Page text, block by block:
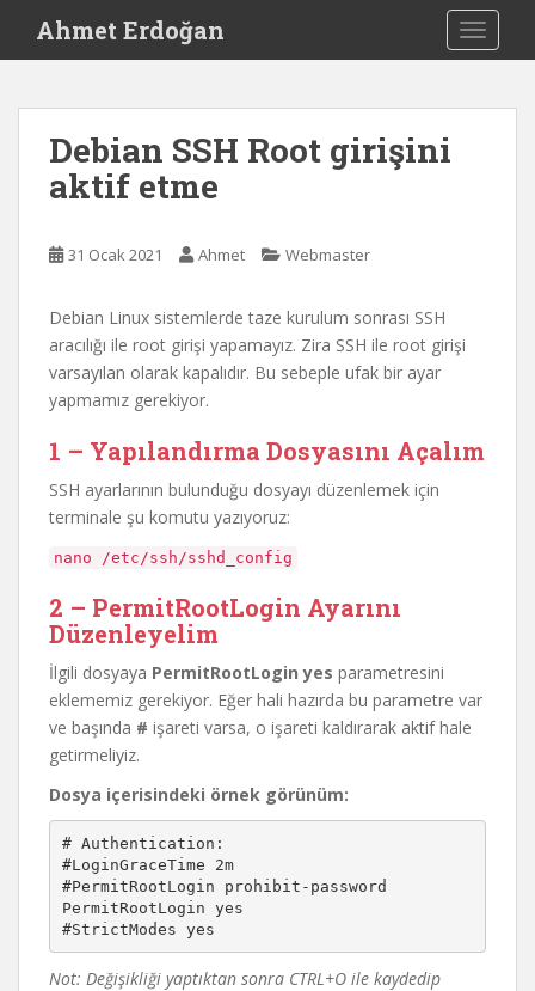
i
Ahmet Erdoğan
Debian SSH Root girişini
aktif etme
31 Ocak 2021 Ahmet Webmaster
Debian Linux sistemlerde taze kurulum sonrası SSH
aracılığı ile root girişi yapamayız. Zira SSH ile root girişi
varsayılan olarak kapalıdır. Bu sebeple ufak bir ayar
yapmamız gerekiyor.
1 – Yapılandırma Dosyasını Açalım
SSH ayarlarının bulunduğu dosyayı düzenlemek için
terminale şu komutu yazıyoruz:
nano /etc/ssh/sshd_config
2 – PermitRootLogin Ayarını
Düzenleyelim
İlgili dosyaya PermitRootLogin yes parametresini
eklememiz gerekiyor. Eğer hali hazırda bu parametre var
ve başında # işareti varsa, o işareti kaldırarak aktif hale
getirmeliyiz.
Dosya içerisindeki örnek görünüm:
# Authentication:
#LoginGraceTime 2m
#PermitRootLogin prohibit-password
PermitRootLogin yes
Not: Değişikliği yaptıktan sonra CTRL+O ile kaydedip